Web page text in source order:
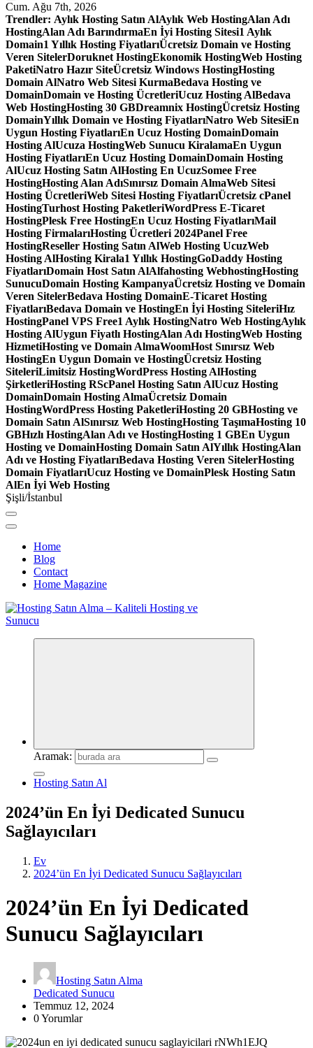
Cum. Ağu 7th, 2026
Trendler: Aylık Hosting Satın AlAylık Web HostingAlan Adı
HostingAlan Adı BarındırmaEn İyi Hosting Sitesi1 Aylık
Domain1 Yıllık Hosting FiyatlarıÜcretsiz Domain ve Hosting
Veren SitelerDoruknet HostingEkonomik HostingWeb Hosting
PaketiNatro Hazır SiteÜcretsiz Windows HostingHosting
Domain AlNatro Web Sitesi KurmaBedava Hosting ve
DomainDomain ve Hosting ÜcretleriUcuz Hosting AlBedava
Web HostingHosting 30 GBDreamnix HostingÜcretsiz Hosting
DomainYıllık Domain ve Hosting FiyatlarıNatro Web SitesiEn
Uygun Hosting FiyatlarıEn Ucuz Hosting DomainDomain
Hosting AlUcuza HostingWeb Sunucu KiralamaEn Uygun
Hosting FiyatlarıEn Ucuz Hosting DomainDomain Hosting
AlUcuz Hosting Satın AlHosting En UcuzSomee Free
HostingHosting Alan AdıSınırsız Domain AlmaWeb Sitesi
Hosting ÜcretleriWeb Sitesi Hosting FiyatlarıÜcretsiz cPanel
HostingTurhost Hosting PaketleriWordPress E-Ticaret
HostingPlesk Free HostingEn Ucuz Hosting FiyatlarıMail
Hosting FirmalarıHosting Ücretleri 2024Panel Free
HostingReseller Hosting Satın AlWeb Hosting UcuzWeb
Hosting AlHosting Kirala1 Yıllık HostingGoDaddy Hosting
FiyatlarıDomain Host Satın AlAlfahosting WebhostingHosting
SunucuDomain Hosting KampanyaÜcretsiz Hosting ve Domain
Veren SitelerBedava Hosting DomainE-Ticaret Hosting
FiyatlarıBedava Domain ve HostingEn İyi Hosting SiteleriHız
HostingPanel VPS Free1 Aylık HostingNatro Web HostingAylık
Hosting AlUygun Fiyatlı HostingAlan Adı HostingWeb Hosting
HizmetiHosting ve Domain AlmaWoomHost Sınırsız Web
HostingEn Uygun Domain ve HostingÜcretsiz Hosting
SiteleriLimitsiz HostingWordPress Hosting AlHosting
ŞirketleriHosting RScPanel Hosting Satın AlUcuz Hosting
DomainDomain Hosting AlmaÜcretsiz Domain
HostingWordPress Hosting PaketleriHosting 20 GBHosting ve
Domain Satın AlSınırsız Web HostingHosting TaşımaHosting 10
GBHızlı HostingAlan Adı ve HostingHosting 1 GBEn Uygun
Hosting ve DomainHosting Domain Satın AlYıllık HostingAlan
Adı ve Hosting FiyatlarıBedava Hosting Veren SitelerHosting
Domain FiyatlarıUcuz Hosting ve DomainPlesk Hosting Satın
AlEn İyi Web Hosting
Şişli/İstanbul
Home
Blog
Contact
Home Magazine
Aramak:
Hosting Satın Al
2024’ün En İyi Dedicated Sunucu
Sağlayıcıları
Ev
2024’ün En İyi Dedicated Sunucu Sağlayıcıları
2024’ün En İyi Dedicated
Sunucu Sağlayıcıları
Hosting Satın Alma
Dedicated Sunucu
Temmuz 12, 2024
0 Yorumlar